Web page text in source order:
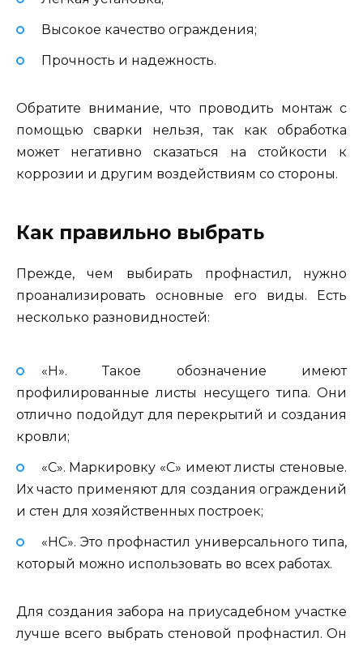
Высокое качество ограждения;
Прочность и надежность.
Обратите внимание, что проводить монтаж с
помощью сварки нельзя, так как обработка
может негативно сказаться на стойкости к
коррозии и другим воздействиям со стороны.
Как правильно выбрать
Прежде, чем выбирать профнастил, нужно
проанализировать основные его виды. Есть
несколько разновидностей:
«Н». Такое обозначение имеют
профилированные листы несущего типа. Они
отлично подойдут для перекрытий и создания
кровли;
«С». Маркировку «С» имеют листы стеновые.
Их часто применяют для создания ограждений
и стен для хозяйственных построек;
«НС». Это профнастил универсального типа,
который можно использовать во всех работах.
Для создания забора на приусадебном участке
лучше всего выбрать стеновой профнастил. Он